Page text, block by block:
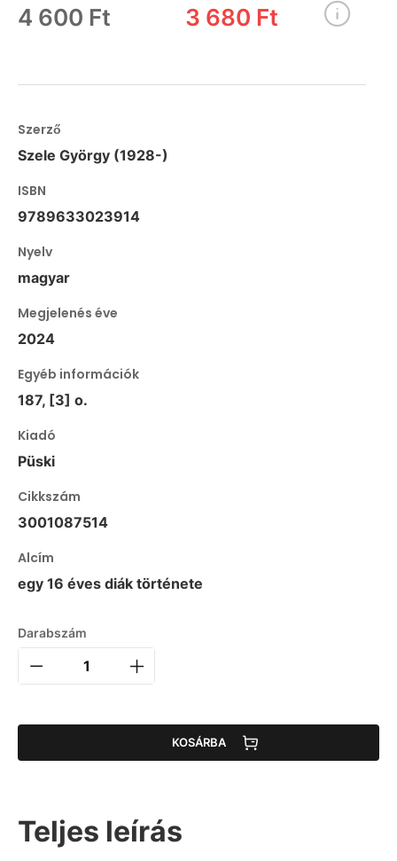
4 600 Ft 3 680 Ft
Szerző
Szele György (1928-)
ISBN
9789633023914
Nyelv
magyar
Megjelenés éve
2024
Egyéb információk
187, [3] o.
Kiadó
Püski
Cikkszám
3001087514
Alcím
egy 16 éves diák története
Darabszám
KOSÁRBA
Teljes leírás